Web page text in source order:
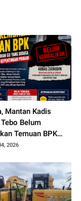
Mantan Kadis
Belum
Temuan BPK
GU yang
Pribadi
2026